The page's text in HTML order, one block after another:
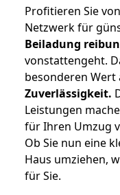
Profitieren Sie
Netzwerk für
Beiladung
vonstattengeht.
besonderen Wert
Zuverlässigkeit.
Leistungen
für Ihren Umzug
Ob Sie nun eine
Haus umziehen,
für Sie.